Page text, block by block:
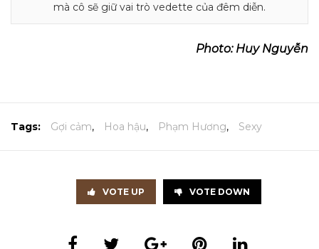
mà cô sẽ giữ vai trò vedette của đêm diễn.
Photo: Huy Nguyễn
Tags: Gợi cảm, Hoa hậu, Phạm Hương, Sexy
VOTE UP VOTE DOWN